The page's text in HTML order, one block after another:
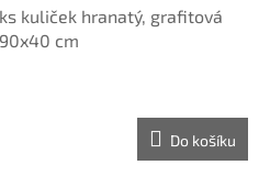
kuliček hranatý, grafitová
cm
Do košíku